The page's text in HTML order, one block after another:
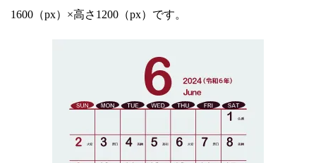
1600（px）×高さ1200（px）です。